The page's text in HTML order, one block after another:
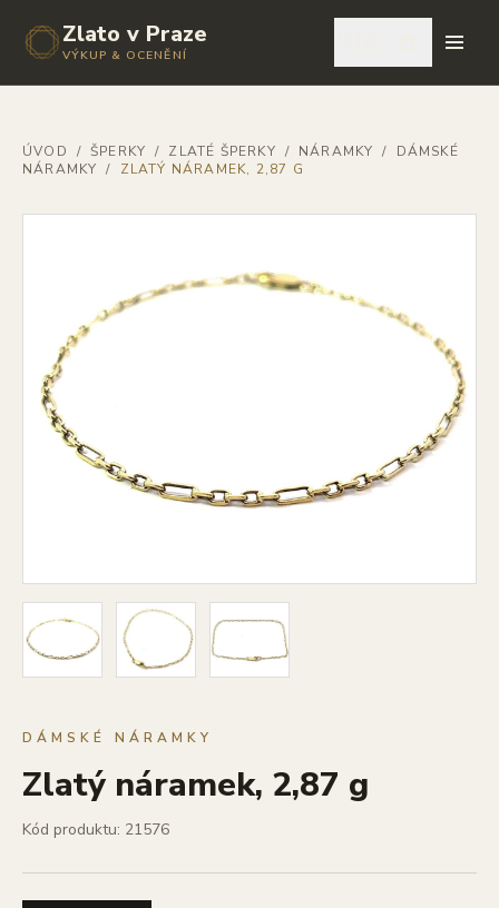
Zlato v Praze
VÝKUP & OCENĚNÍ
ÚVOD / ŠPERKY / ZLATÉ ŠPERKY / NÁRAMKY /
DÁMSKÉ
NÁRAMKY / ZLATÝ NÁRAMEK, 2,87 G
DÁMSKÉ NÁRAMKY
Zlatý náramek, 2,87 g
Kód produktu: 21576